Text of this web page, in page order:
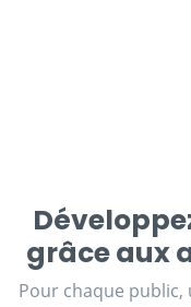
grâce aux
Pour chaque